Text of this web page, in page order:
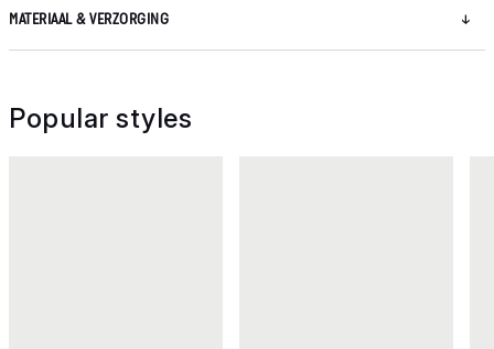
MATERIAAL & VERZORGING
Popular styles